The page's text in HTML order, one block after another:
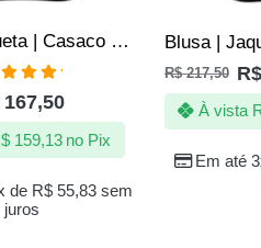
Blusa | Jaqueta | Casaco Grau não é Crime – Só Grau e Corte
de 5
167,50
de R$ 55,83 sem
juros
159,13 no Pix
R$217,50 R$
Em até
À vista